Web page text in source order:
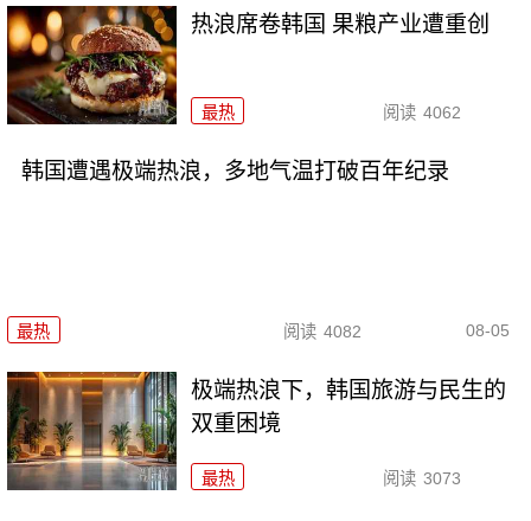
热浪席卷韩国 果粮产业遭重创
最热 阅读 4062
韩国遭遇极端热浪，多地气温打破百年纪录
最热 阅读 4082 08-05
极端热浪下，韩国旅游与民生的
双重困境
最热 阅读 3073